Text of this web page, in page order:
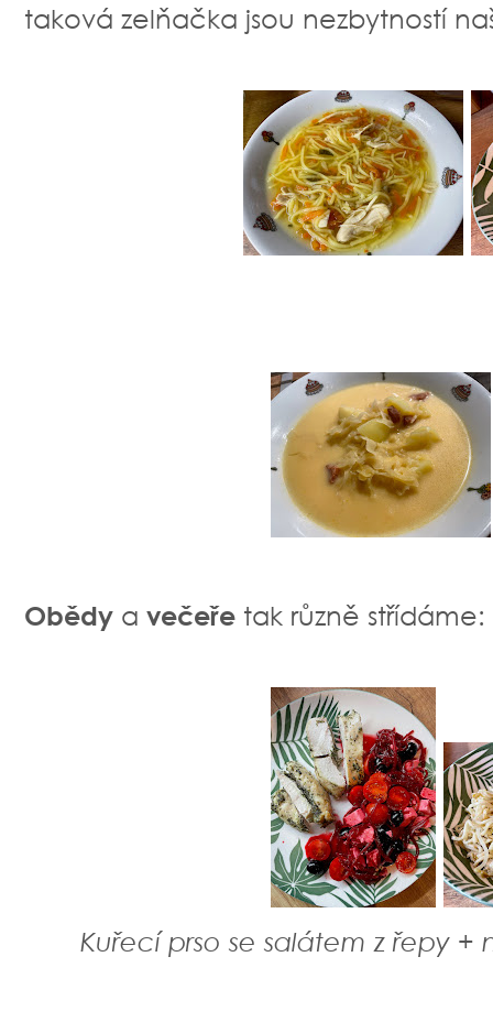
taková zelňačka jsou nezbytností
Obědy a večeře tak různě střídáme:
Kuřecí prso se salátem z řepy